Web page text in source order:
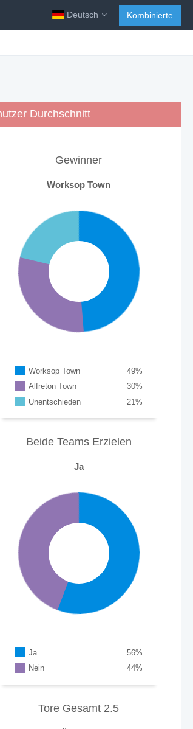
Deutsch Kombinierte
Durchschnitt
Gewinner
Worksop Town
Worksop Town %
49
Alfreton Town
%
30
Unentschieden
%
21
Beide Teams Erzielen
Ja
Ja %
56
Nein
%
44
Tore Gesamt 2.5